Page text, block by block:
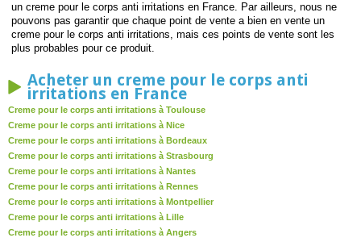
un creme pour le corps anti irritations en France. Par ailleurs, nous ne
pouvons pas garantir que chaque point de vente a bien en vente un
creme pour le corps anti irritations, mais ces points de vente sont les
plus probables pour ce produit.
Acheter un creme pour le corps anti
irritations en France
Creme pour le corps anti irritations à Toulouse
Creme pour le corps anti irritations à Nice
Creme pour le corps anti irritations à Bordeaux
Creme pour le corps anti irritations à Strasbourg
Creme pour le corps anti irritations à Nantes
Creme pour le corps anti irritations à Rennes
Creme pour le corps anti irritations à Montpellier
Creme pour le corps anti irritations à Lille
Creme pour le corps anti irritations à Angers